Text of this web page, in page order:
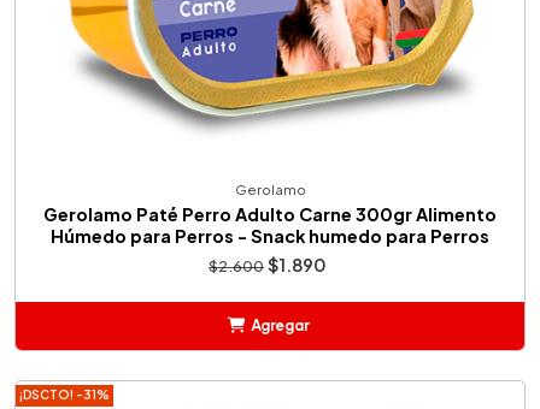
Gerolamo
Gerolamo Paté Perro Adulto Carne 300gr Alimento
Húmedo para Perros - Snack humedo para Perros
$2.600$1.890
Agregar
¡DSCTO! -31%